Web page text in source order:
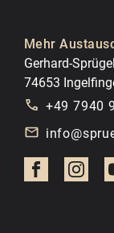
Mehr
Gerhard-
74653
+49 7940